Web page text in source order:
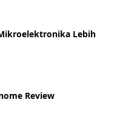
Lebih
Review